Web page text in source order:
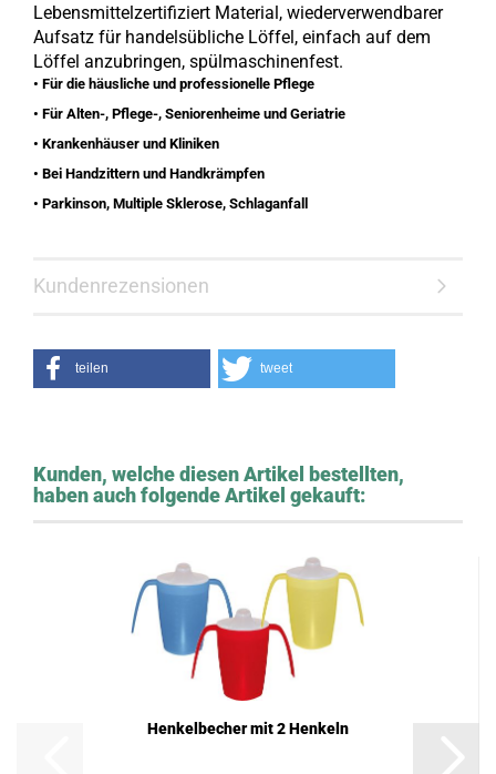
Lebensmittelzertifiziert Material, wiederverwendbarer
Aufsatz für handelsübliche Löffel, einfach auf dem
Löffel anzubringen, spülmaschinenfest.
• Für die häusliche und professionelle Pflege
• Für Alten-, Pflege-, Seniorenheime und Geriatrie
• Krankenhäuser und Kliniken
• Bei Handzittern und Handkrämpfen
• Parkinson, Multiple Sklerose, Schlaganfall
Kundenrezensionen
teilen tweet
Kunden, welche diesen Artikel bestellten,
haben auch folgende Artikel gekauft:
Henkelbecher mit 2 Henkeln